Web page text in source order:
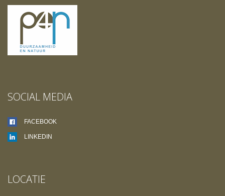
SOCIAL MEDIA
FACEBOOK
LINKEDIN
LOCATIE